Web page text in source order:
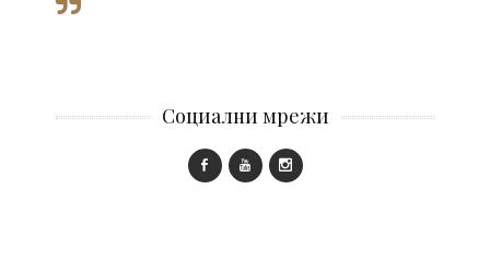
Социални мрежи